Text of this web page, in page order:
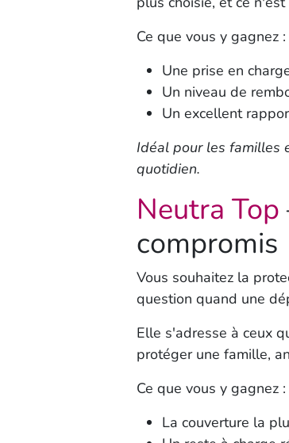
Ce que vous y gagnez :
Une prise en
Un niveau de
Un excellent
Idéal pour les familles
quotidien.
Neutra Top
compromis
Vous souhaitez la
question quand une
Elle s'adresse à ceux
protéger une famille,
Ce que vous y gagnez :
La couverture la